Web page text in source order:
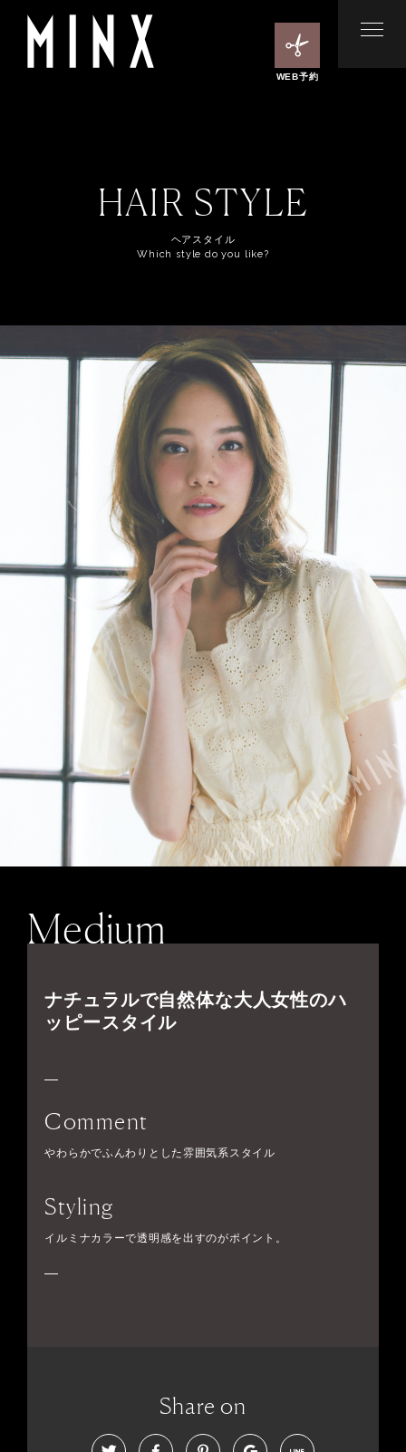
WEB予約
HAIR STYLE
ヘアスタイル
Which style do you like?
Medium
ナチュラルで自然体な大人女性のハ
ッピースタイル
Comment
やわらかでふんわりとした雰囲気系スタイル
Styling
イルミナカラーで透明感を出すのがポイント。
Share on